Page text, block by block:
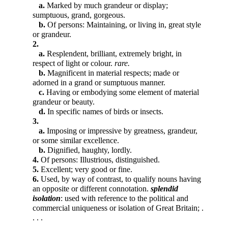
a. Marked by much grandeur or display;
sumptuous, grand, gorgeous.
b. Of persons: Maintaining, or living in, great style
or grandeur.
2.
a. Resplendent, brilliant, extremely bright, in
respect of light or colour. rare.
b. Magnificent in material respects; made or
adorned in a grand or sumptuous manner.
c. Having or embodying some element of material
grandeur or beauty.
d. In specific names of birds or insects.
3.
a. Imposing or impressive by greatness, grandeur,
or some similar excellence.
b. Dignified, haughty, lordly.
4. Of persons: Illustrious, distinguished.
5. Excellent; very good or fine.
6. Used, by way of contrast, to qualify nouns having
an opposite or different connotation. splendid
isolation: used with reference to the political and
commercial uniqueness or isolation of Great Britain; .
. . .